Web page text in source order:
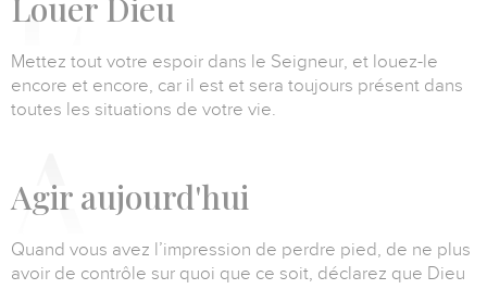
Louer Dieu
Mettez tout votre espoir dans le Seigneur, et louez-le
encore et encore, car il est et sera toujours présent dans
toutes les situations de votre vie.
Agir aujourd'hui
Quand vous avez l’impression de perdre pied, de ne plus
avoir de contrôle sur quoi que ce soit, déclarez que Dieu